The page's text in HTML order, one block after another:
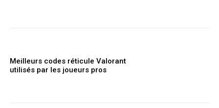
Meilleurs codes réticule Valorant
utilisés par les joueurs pros